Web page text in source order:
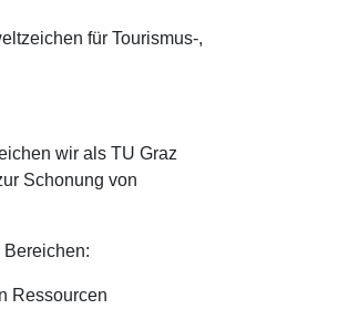
für Tourismus-,
wir als TU Graz
Schonung von
Bereichen:
Ressourcen